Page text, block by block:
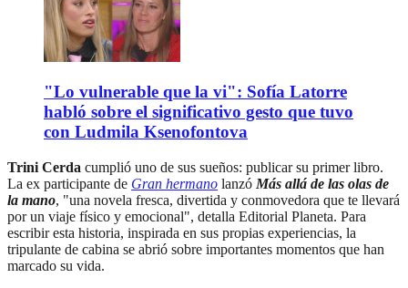
"Lo vulnerable que la vi": Sofía Latorre
habló sobre el significativo gesto que tuvo
con Ludmila Ksenofontova
Trini Cerda cumplió uno de sus sueños: publicar su primer libro.
La ex participante de Gran hermano lanzó Más allá de las olas de
la mano, "una novela fresca, divertida y conmovedora que te llevará
por un viaje físico y emocional", detalla Editorial Planeta. Para
escribir esta historia, inspirada en sus propias experiencias, la
tripulante de cabina se abrió sobre importantes momentos que han
marcado su vida.